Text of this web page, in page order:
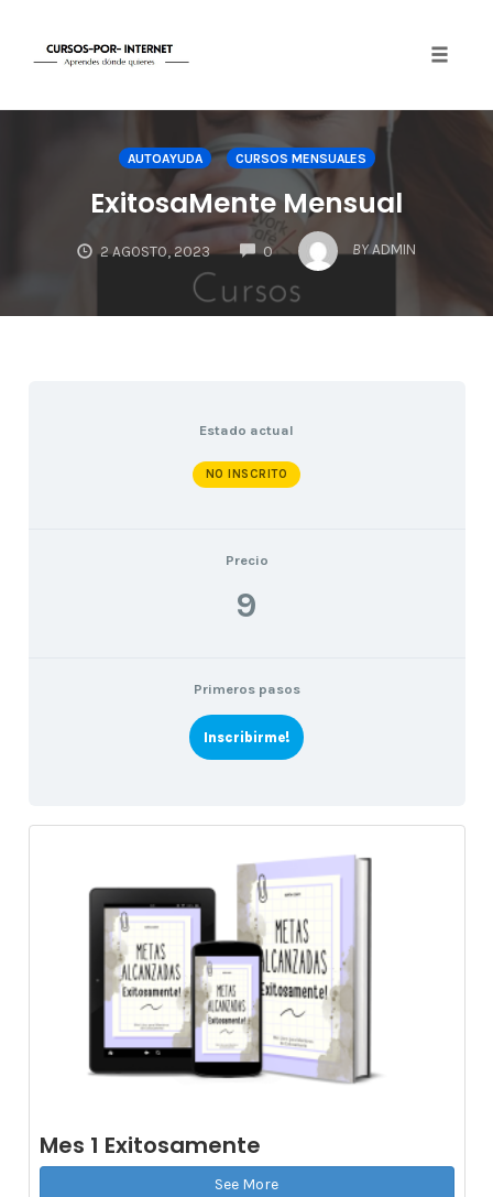
AUTOAYUDA CURSOS MENSUALES
ExitosaMente Mensual
2 AGOSTO, 2023 0
COMMENTS
BY ADMIN
Estado actual
NO INSCRITO
Precio
9
Primeros pasos
Inscribirme!
Mes 1 Exitosamente
See More